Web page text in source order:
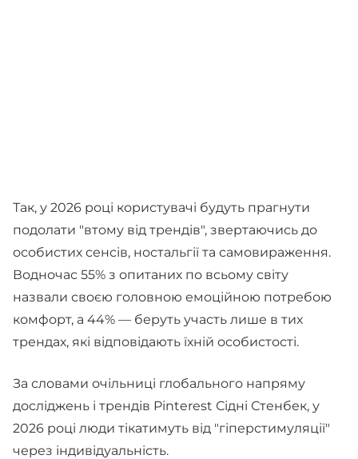
Так, у 2026 році користувачі будуть прагнути
подолати "втому від трендів", звертаючись до
особистих сенсів, ностальгії та самовираження.
Водночас 55% з опитаних по всьому світу
назвали своєю головною емоційною потребою
комфорт, а 44% — беруть участь лише в тих
трендах, які відповідають їхній особистості.
За словами очільниці глобального напряму
досліджень і трендів Pinterest Сідні Стенбек, у
2026 році люди тікатимуть від "гіперстимуляції"
через індивідуальність.